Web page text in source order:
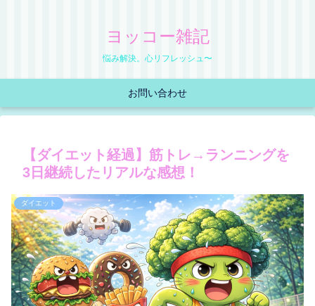
ヨッコー雑記
悩み解決。心リフレッシュ〜
お問い合わせ
【ダイエット経過】筋トレ→ランニングを
3日継続したリアルな感想！
ダイエット